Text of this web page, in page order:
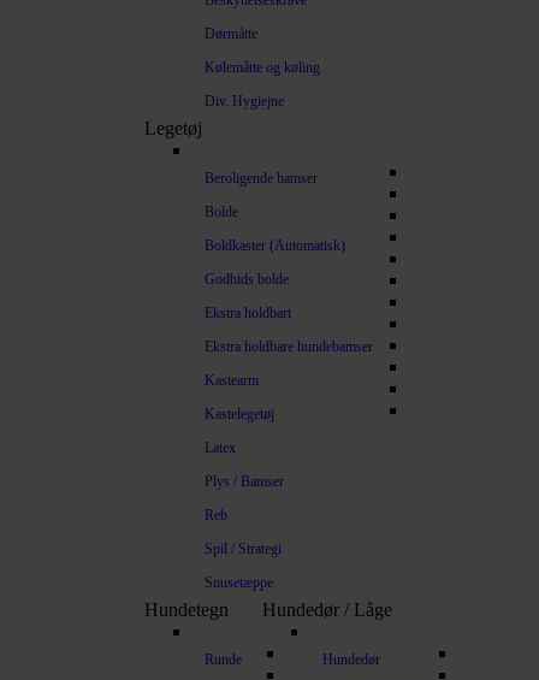
Dørmåtte
Kølemåtte og køling
Div. Hygiejne
Legetøj
Beroligende bamser
Bolde
Boldkaster (Automatisk)
Godbids bolde
Ekstra holdbart
Ekstra holdbare hundebamser
Kastearm
Kastelegetøj
Latex
Plys / Bamser
Reb
Spil / Strategi
Snusetæppe
Hundetegn
Runde
Hundedør / Låge
Hundedør